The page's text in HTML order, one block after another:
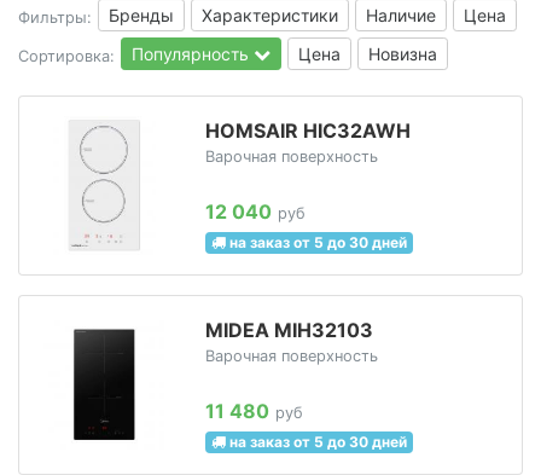
Фильтры: Бренды Характеристики Наличие Цена
Сортировка: Популярность Цена Новизна
HOMSAIR HIC32AWH
Варочная поверхность
12 040 руб
на заказ от 5 до 30 дней
MIDEA MIH32103
Варочная поверхность
11 480 руб
на заказ от 5 до 30 дней